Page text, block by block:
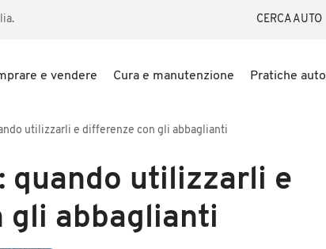
CERCA AUTO
e vendere Cura e manutenzione Pratiche auto
utilizzarli e differenze con gli abbaglianti
quando utilizzarli e
gli abbaglianti